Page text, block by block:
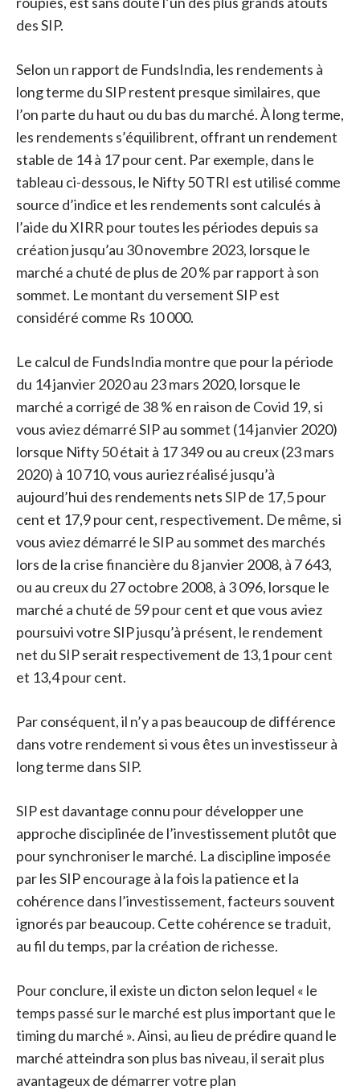
des SIP.
Selon un rapport de FundsIndia, les rendements à
long terme du SIP restent presque similaires, que
l’on parte du haut ou du bas du marché. À long terme,
les rendements s’équilibrent, offrant un rendement
stable de 14 à 17 pour cent. Par exemple, dans le
tableau ci-dessous, le Nifty 50 TRI est utilisé comme
source d’indice et les rendements sont calculés à
l’aide du XIRR pour toutes les périodes depuis sa
création jusqu’au 30 novembre 2023, lorsque le
marché a chuté de plus de 20 % par rapport à son
sommet. Le montant du versement SIP est
considéré comme Rs 10 000.
Le calcul de FundsIndia montre que pour la période
du 14 janvier 2020 au 23 mars 2020, lorsque le
marché a corrigé de 38 % en raison de Covid 19, si
vous aviez démarré SIP au sommet (14 janvier 2020)
lorsque Nifty 50 était à 17 349 ou au creux (23 mars
2020) à 10 710, vous auriez réalisé jusqu’à
aujourd’hui des rendements nets SIP de 17,5 pour
cent et 17,9 pour cent, respectivement. De même, si
vous aviez démarré le SIP au sommet des marchés
lors de la crise financière du 8 janvier 2008, à 7 643,
ou au creux du 27 octobre 2008, à 3 096, lorsque le
marché a chuté de 59 pour cent et que vous aviez
poursuivi votre SIP jusqu’à présent, le rendement
net du SIP serait respectivement de 13,1 pour cent
et 13,4 pour cent.
Par conséquent, il n’y a pas beaucoup de différence
dans votre rendement si vous êtes un investisseur à
long terme dans SIP.
SIP est davantage connu pour développer une
approche disciplinée de l’investissement plutôt que
pour synchroniser le marché. La discipline imposée
par les SIP encourage à la fois la patience et la
cohérence dans l’investissement, facteurs souvent
ignorés par beaucoup. Cette cohérence se traduit,
au fil du temps, par la création de richesse.
Pour conclure, il existe un dicton selon lequel « le
temps passé sur le marché est plus important que le
timing du marché ». Ainsi, au lieu de prédire quand le
marché atteindra son plus bas niveau, il serait plus
avantageux de démarrer votre plan